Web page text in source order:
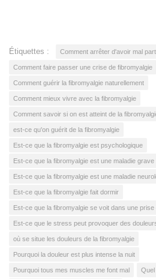
Étiquettes : Comment arrêter d'avoir mal
Comment faire passer une crise de fibromyalgie
Comment guérir la fibromyalgie naturellement
Comment mieux vivre avec la fibromyalgie
Comment savoir si on est atteint de la
est-ce qu'on guérit de la fibromyalgie
Est-ce que la fibromyalgie est psychologique
Est-ce que la fibromyalgie est une maladie grave
Est-ce que la fibromyalgie est une maladie
Est-ce que la fibromyalgie fait dormir
Est-ce que la fibromyalgie se voit dans une prise
Est-ce que le stress peut provoquer des
où se situe les douleurs de la fibromyalgie
Pourquoi la douleur est plus intense la nuit
Pourquoi tous mes muscles me font mal Quel